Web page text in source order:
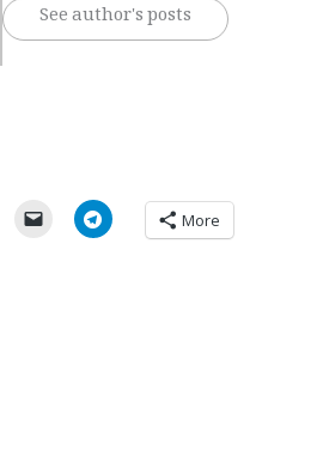
See author's posts
More